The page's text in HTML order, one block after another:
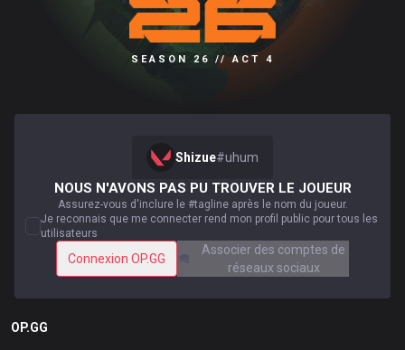
SEASON 26 // ACT 4
Shizue#uhum
NOUS N'AVONS PAS PU TROUVER LE JOUEUR
Assurez-vous d'inclure le #tagline après le nom du joueur.
Je reconnais que me connecter rend mon profil public pour tous les
utilisateurs
Connexion OP.GG
Associer des comptes de
réseaux sociaux
OP.GG